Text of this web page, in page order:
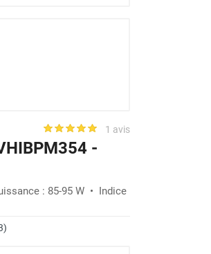
1 avis
-
: 85-95 W • Indice